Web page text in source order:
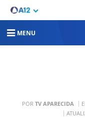
MENU
POR TV APARECIDA